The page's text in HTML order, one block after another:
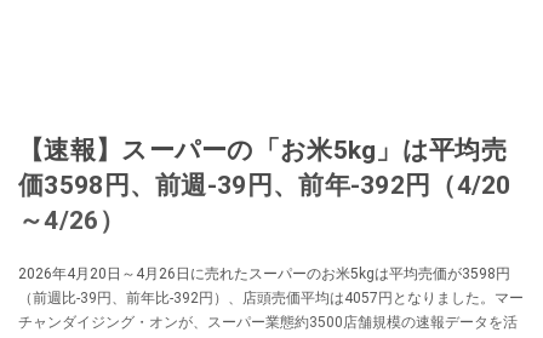
【速報】スーパーの「お米5kg」は平均売
価3598円、前週-39円、前年-392円（4/20
～4/26）
2026年4月20日～4月26日に売れたスーパーのお米5kgは平均売価が3598円
（前週比-39円、前年比-392円）、店頭売価平均は4057円となりました。マー
チャンダイジング・オンが、スーパー業態約3500店舗規模の速報データを活